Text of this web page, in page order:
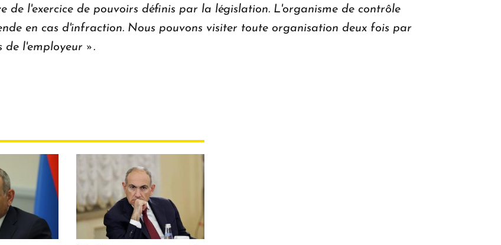
de l'exercice de pouvoirs définis par la législation. L'organisme de contrôle
en cas d'infraction. Nous pouvons visiter toute organisation deux fois par
de l'employeur ».